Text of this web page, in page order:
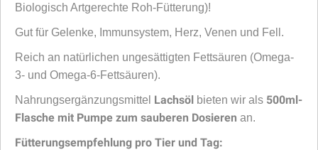
Biologisch Artgerechte Roh-Fütterung)!
Gut für Gelenke, Immunsystem, Herz, Venen und Fell.
Reich an natürlichen ungesättigten Fettsäuren (Omega-
3- und Omega-6-Fettsäuren).
Nahrungsergänzungsmittel Lachsöl bieten wir als 500ml-
Flasche mit Pumpe zum sauberen Dosieren an.
Fütterungsempfehlung pro Tier und Tag: